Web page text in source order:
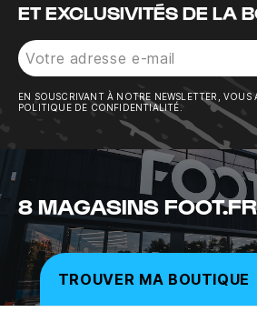
ET EXCLUSIVITÉS DE LA
EN SOUSCRIVANT À NOTRE NEWSLETTER, VOUS
POLITIQUE DE CONFIDENTIALITÉ.
8 MAGASINS FOOT.FR
TROUVER MA BOUTIQUE